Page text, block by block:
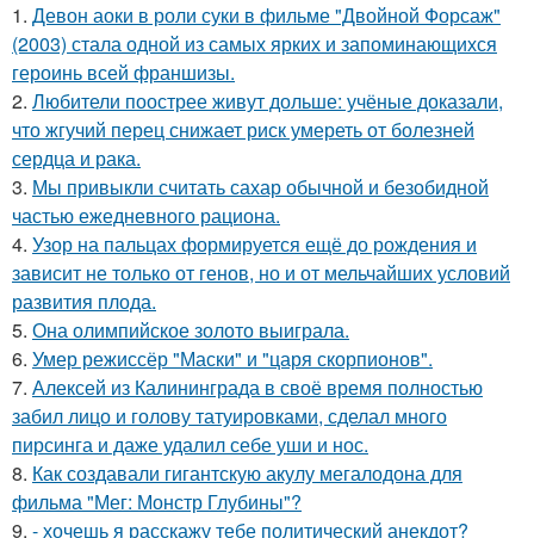
1. Девон аоки в роли суки в фильме "Двойной Форсаж"
(2003) стала одной из самых ярких и запоминающихся
героинь всей франшизы.
2. Любители поострее живут дольше: учёные доказали,
что жгучий перец снижает риск умереть от болезней
сердца и рака.
3. Мы привыкли считать сахар обычной и безобидной
частью ежедневного рациона.
4. Узор на пальцах формируется ещё до рождения и
зависит не только от генов, но и от мельчайших условий
развития плода.
5. Она олимпийское золото выиграла.
6. Умер режиссёр "Маски" и "царя скорпионов".
7. Алексей из Калининграда в своё время полностью
забил лицо и голову татуировками, сделал много
пирсинга и даже удалил себе уши и нос.
8. Как создавали гигантскую акулу мегалодона для
фильма "Мег: Монстр Глубины"?
9. - хочешь я расскажу тебе политический анекдот?